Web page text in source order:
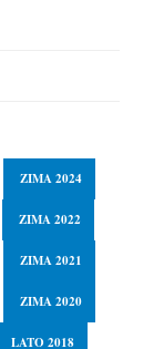
ZIMA 2024
ZIMA 2022
ZIMA 2021
ZIMA 2020
LATO 2018